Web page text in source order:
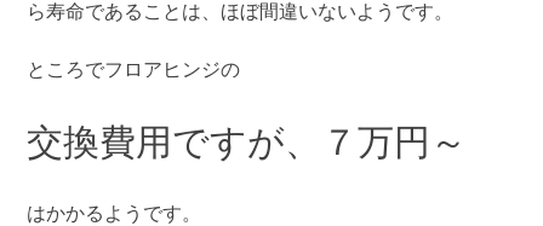
ら寿命であることは、ほぼ間違いないようです。
ところでフロアヒンジの
交換費用ですが、７万円～
はかかるようです。